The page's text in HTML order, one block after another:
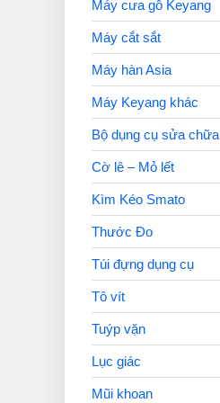
Máy cưa gỗ Keyang
Máy cắt sắt
Máy hàn Asia
Máy Keyang khác
Bộ dụng cụ sửa chữa
Cờ lê – Mỏ lết
Kìm Kéo Smato
Thước Đo
Túi đựng dụng cụ
Tô vít
Tuýp vặn
Lục giác
Mũi khoan